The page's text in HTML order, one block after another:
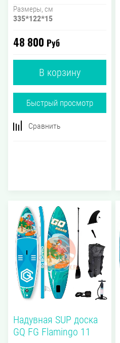
Размеры, см
335*122*15
48 800 Руб
В корзину
Быстрый просмотр
Сравнить
Надувная SUP доска
GQ FG Flamingo 11